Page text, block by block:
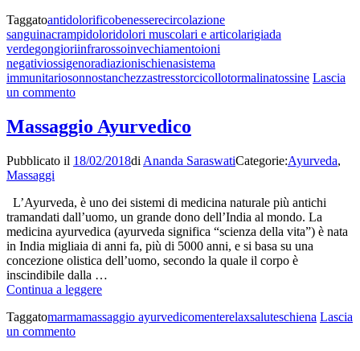
stuoia
a
raggi
infrarossi,
biofotoni,
e
cristalloterapia
Taggatoantidolorificobenesserecircolazione
sanguinacrampidoloridolori muscolari e articolarigiada
verdegongioriinfrarossoinvechiamentoioni
negativiossigenoradiazionischienasistema
immunitariosonnostanchezzastresstorcicollotormalinatossine Lascia
un commentosu
con
stuoia
raggi
ioni
negativi
e
cristalloterapia
Massaggio Ayurvedico
Pubblicato il 18/02/2018di Ananda SaraswatiCategorie:Ayurveda,
Massaggi
L’Ayurveda, è uno dei sistemi di medicina naturale più antichi
tramandati dall’uomo, un grande dono dell’India al mondo. La
medicina ayurvedica (ayurveda significa “scienza della vita”) è nata
in India migliaia di anni fa, più di 5000 anni, e si basa su una
concezione olistica dell’uomo, secondo la quale il corpo è
inscindibile dalla …
Continua a leggereMassaggio
Taggatomarmamassaggio ayurvedicomenterelaxsaluteschiena Lascia
un commentosu